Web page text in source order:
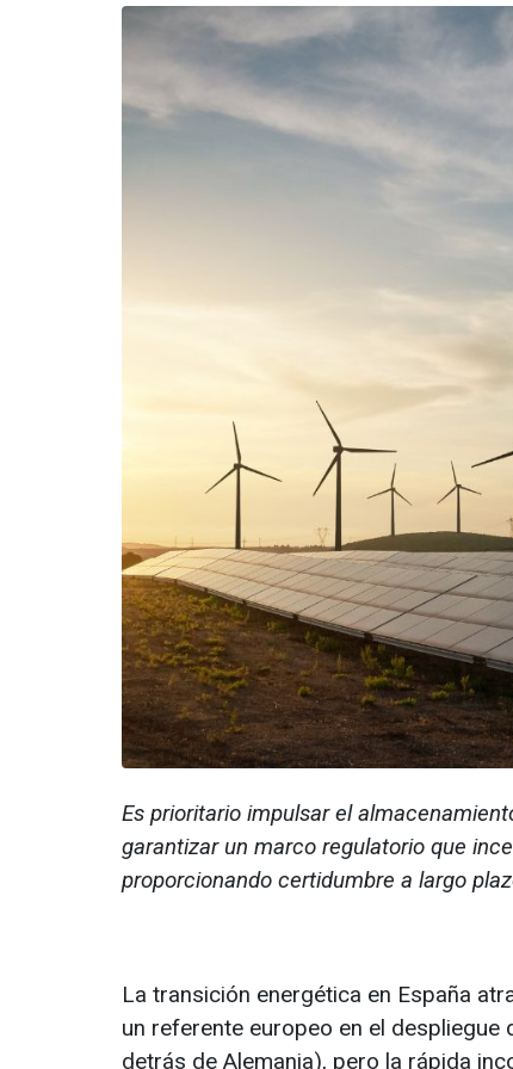
Es prioritario impulsar el
garantizar un marco regulatorio que
proporcionando certidumbre a largo
La transición energética en España
un referente europeo en el
detrás de Alemania), pero la rápida